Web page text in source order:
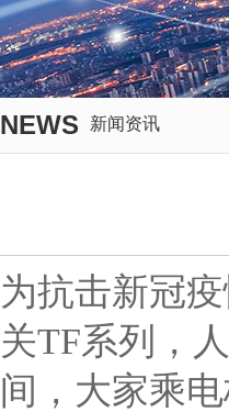
NEWS 新闻资讯
为抗击新冠
关TF系列，
间，大家乘